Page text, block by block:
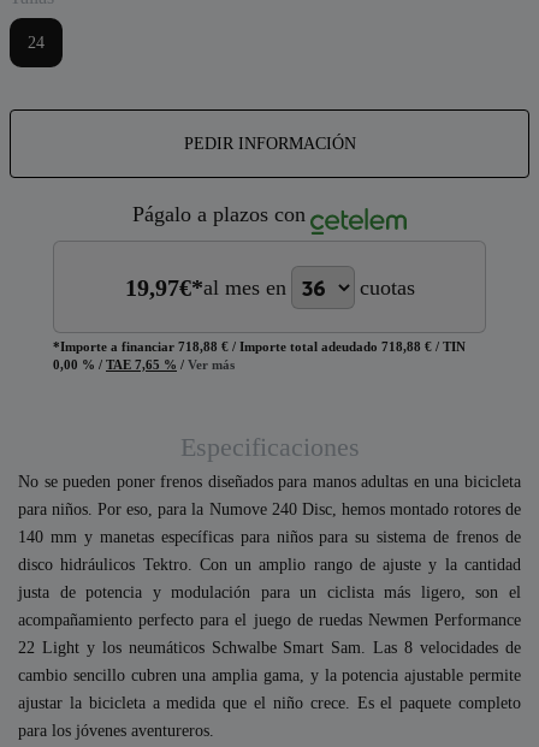
24
PEDIR INFORMACIÓN
Págalo a plazos con
19,97€*al mes en cuotas
*Importe a financiar 718,88 € / Importe total adeudado 718,88 € / TIN
0,00 % / TAE 7,65 % / Ver más
Especificaciones
No se pueden poner frenos diseñados para manos adultas en una bicicleta
para niños. Por eso, para la Numove 240 Disc, hemos montado rotores de
140 mm y manetas específicas para niños para su sistema de frenos de
disco hidráulicos Tektro. Con un amplio rango de ajuste y la cantidad
justa de potencia y modulación para un ciclista más ligero, son el
acompañamiento perfecto para el juego de ruedas Newmen Performance
22 Light y los neumáticos Schwalbe Smart Sam. Las 8 velocidades de
cambio sencillo cubren una amplia gama, y la potencia ajustable permite
ajustar la bicicleta a medida que el niño crece. Es el paquete completo
para los jóvenes aventureros.